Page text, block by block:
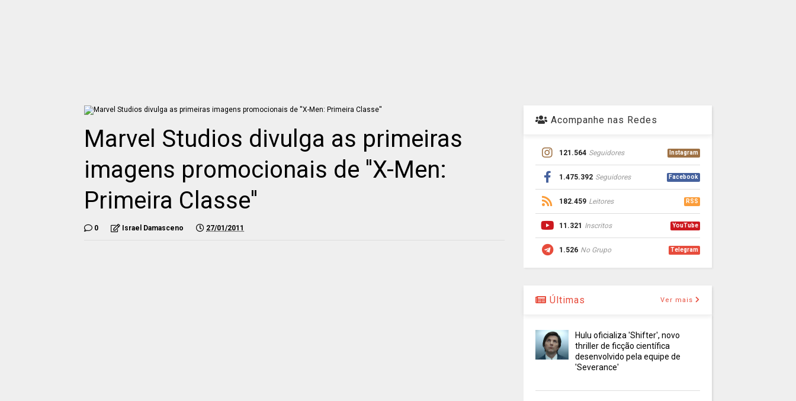
Marvel Studios divulga as primeiras
imagens promocionais de ''X-Men:
Primeira Classe''
0 Israel Damasceno 27/01/2011
Acompanhe nas Redes
121.564 Seguidores Instagram
1.475.392 Seguidores Facebook
182.459 Leitores RSS
11.321 Inscritos YouTube
1.526 No Grupo Telegram
Últimas Ver mais
Hulu oficializa 'Shifter', novo
thriller de ficção científica
desenvolvido pela equipe de
'Severance'